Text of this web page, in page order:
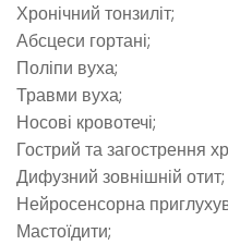
Хронічний тонзиліт;
Абсцеси гортані;
Поліпи вуха;
Травми вуха;
Носові кровотечі;
Гострий та загострення
Дифузний зовнішній отит;
Нейросенсорна
Мастоїдити;